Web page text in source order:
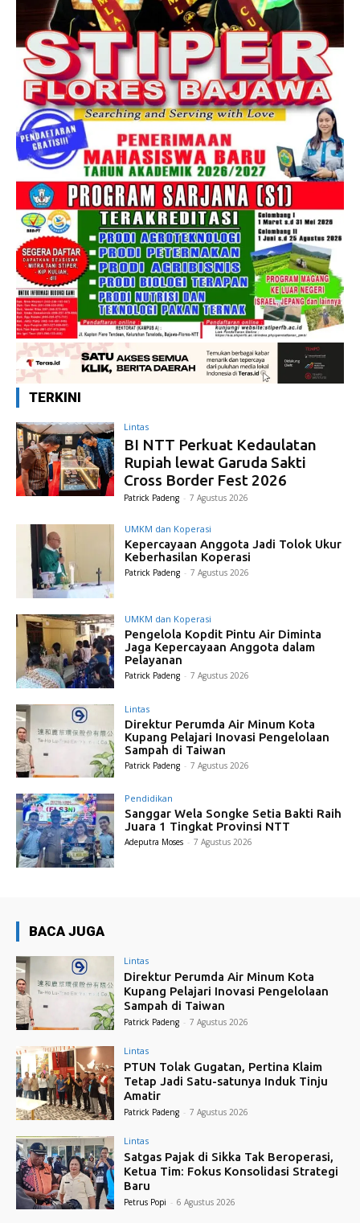
TERKINI
Lintas
BI NTT Perkuat Kedaulatan
Rupiah lewat Garuda Sakti
Cross Border Fest 2026
Patrick Padeng - 7 Agustus 2026
UMKM dan Koperasi
Kepercayaan Anggota Jadi Tolok Ukur
Keberhasilan Koperasi
Patrick Padeng - 7 Agustus 2026
UMKM dan Koperasi
Pengelola Kopdit Pintu Air Diminta
Jaga Kepercayaan Anggota dalam
Pelayanan
Patrick Padeng - 7 Agustus 2026
Lintas
Direktur Perumda Air Minum Kota
Kupang Pelajari Inovasi Pengelolaan
Sampah di Taiwan
Patrick Padeng - 7 Agustus 2026
Pendidikan
Sanggar Wela Songke Setia Bakti Raih
Juara 1 Tingkat Provinsi NTT
Adeputra Moses - 7 Agustus 2026
BACA JUGA
Lintas
Direktur Perumda Air Minum Kota
Kupang Pelajari Inovasi Pengelolaan
Sampah di Taiwan
Patrick Padeng - 7 Agustus 2026
Lintas
PTUN Tolak Gugatan, Pertina Klaim
Tetap Jadi Satu-satunya Induk Tinju
Amatir
Patrick Padeng - 7 Agustus 2026
Lintas
Satgas Pajak di Sikka Tak Beroperasi,
Ketua Tim: Fokus Konsolidasi Strategi
Baru
Petrus Popi - 6 Agustus 2026